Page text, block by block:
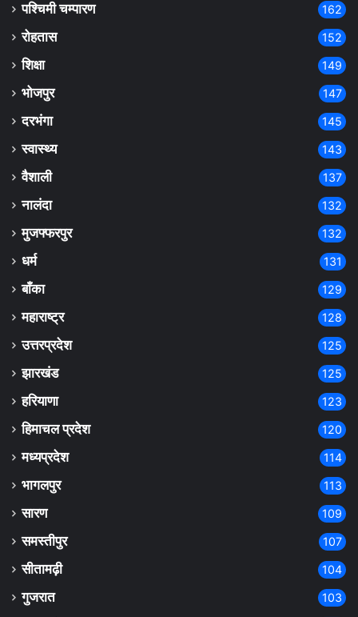
पश्चिमी चम्पारण 162
रोहतास 152
शिक्षा 149
भोजपुर 147
दरभंगा 145
स्वास्थ्य 143
वैशाली 137
नालंदा 132
मुजफ्फरपुर 132
धर्म 131
बाँका 129
महाराष्ट्र 128
उत्तरप्रदेश 125
झारखंड 125
हरियाणा 123
हिमाचल प्रदेश 120
मध्यप्रदेश 114
भागलपुर 113
सारण 109
समस्तीपुर 107
सीतामढ़ी 104
गुजरात 103